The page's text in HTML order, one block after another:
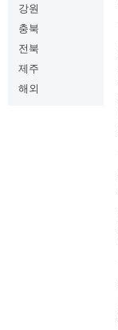
강원
충북
전북
제주
해외